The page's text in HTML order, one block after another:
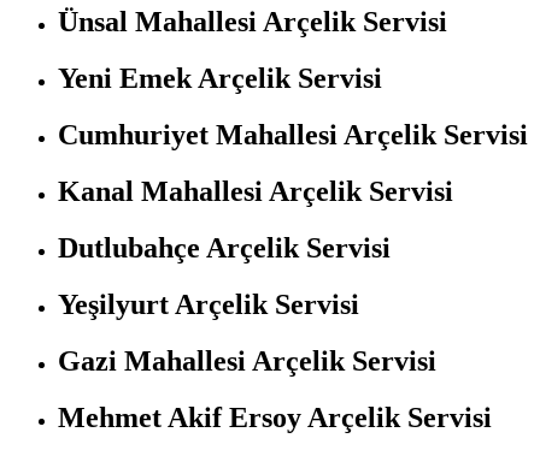
Ünsal Mahallesi Arçelik Servisi
Yeni Emek Arçelik Servisi
Cumhuriyet Mahallesi Arçelik Servisi
Kanal Mahallesi Arçelik Servisi
Dutlubahçe Arçelik Servisi
Yeşilyurt Arçelik Servisi
Gazi Mahallesi Arçelik Servisi
Mehmet Akif Ersoy Arçelik Servisi